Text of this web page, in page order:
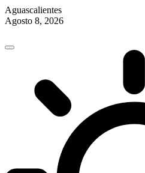
Aguascalientes
Agosto 8, 2026
content